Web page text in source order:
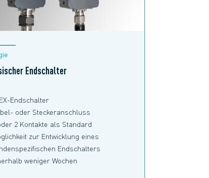
Endschalter
Endschalter
oder Steckeranschluss
2 Kontakte als Standard
zur Entwicklung eines
Endschalters
weniger Wochen